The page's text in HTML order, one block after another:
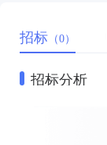
招标 （0）
招标分析